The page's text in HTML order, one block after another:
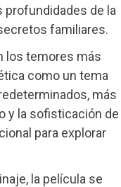
profundidades de la
familiares.
los temores más
como un tema
más
y la sofisticación de
para explorar
la película se